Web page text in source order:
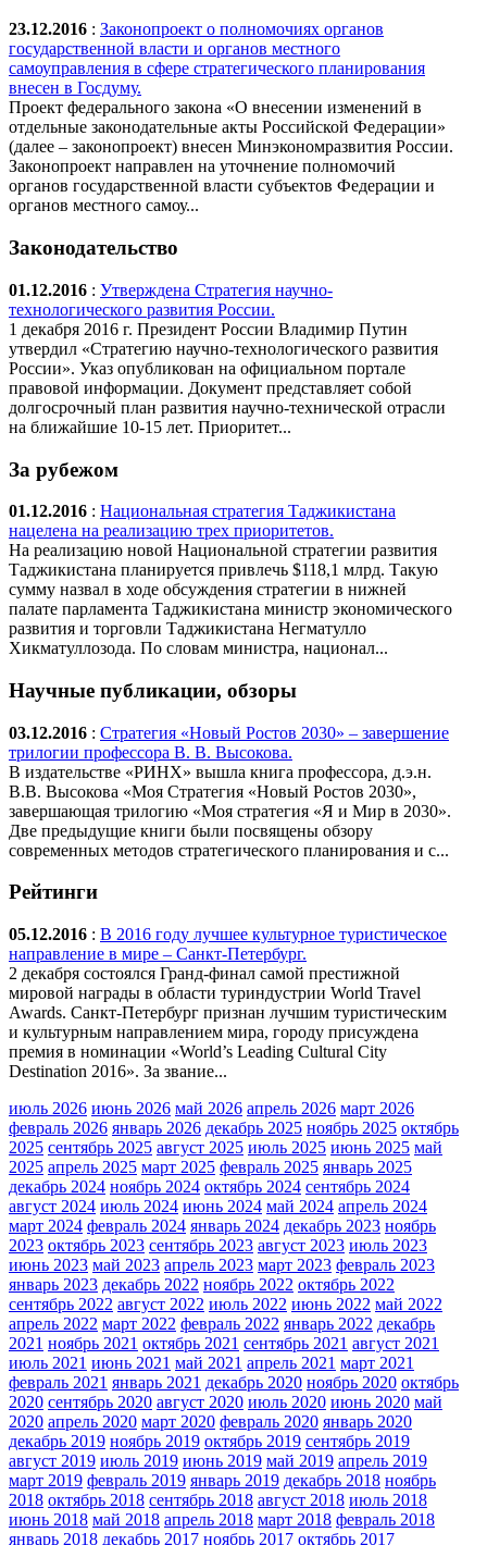
23.12.2016 : Законопроект о полномочиях органов
государственной власти и органов местного
самоуправления в сфере стратегического планирования
внесен в Госдуму.
Проект федерального закона «О внесении изменений в
отдельные законодательные акты Российской Федерации»
(далее – законопроект) внесен Минэкономразвития России.
Законопроект направлен на уточнение полномочий
органов государственной власти субъектов Федерации и
органов местного самоу...
Законодательство
01.12.2016 : Утверждена Стратегия научно-
технологического развития России.
1 декабря 2016 г. Президент России Владимир Путин
утвердил «Стратегию научно-технологического развития
России». Указ опубликован на официальном портале
правовой информации. Документ представляет собой
долгосрочный план развития научно-технической отрасли
на ближайшие 10-15 лет. Приоритет...
За рубежом
01.12.2016 : Национальная стратегия Таджикистана
нацелена на реализацию трех приоритетов.
На реализацию новой Национальной стратегии развития
Таджикистана планируется привлечь $118,1 млрд. Такую
сумму назвал в ходе обсуждения стратегии в нижней
палате парламента Таджикистана министр экономического
развития и торговли Таджикистана Негматулло
Хикматуллозода. По словам министра, национал...
Научные публикации, обзоры
03.12.2016 : Стратегия «Новый Ростов 2030» – завершение
трилогии профессора В. В. Высокова.
В издательстве «РИНХ» вышла книга профессора, д.э.н.
В.В. Высокова «Моя Стратегия «Новый Ростов 2030»,
завершающая трилогию «Моя стратегия «Я и Мир в 2030».
Две предыдущие книги были посвящены обзору
современных методов стратегического планирования и с...
Рейтинги
05.12.2016 : В 2016 году лучшее культурное туристическое
направление в мире – Санкт-Петербург.
2 декабря состоялся Гранд-финал самой престижной
мировой награды в области туриндустрии World Travel
Awards. Санкт-Петербург признан лучшим туристическим
и культурным направлением мира, городу присуждена
премия в номинации «World’s Leading Cultural City
Destination 2016». За звание...
июль 2026 июнь 2026 май 2026 апрель 2026 март 2026
февраль 2026 январь 2026 декабрь 2025 ноябрь 2025 октябрь
2025 сентябрь 2025 август 2025 июль 2025 июнь 2025 май
2025 апрель 2025 март 2025 февраль 2025 январь 2025
декабрь 2024 ноябрь 2024 октябрь 2024 сентябрь 2024
август 2024 июль 2024 июнь 2024 май 2024 апрель 2024
март 2024 февраль 2024 январь 2024 декабрь 2023 ноябрь
2023 октябрь 2023 сентябрь 2023 август 2023 июль 2023
июнь 2023 май 2023 апрель 2023 март 2023 февраль 2023
январь 2023 декабрь 2022 ноябрь 2022 октябрь 2022
сентябрь 2022 август 2022 июль 2022 июнь 2022 май 2022
апрель 2022 март 2022 февраль 2022 январь 2022 декабрь
2021 ноябрь 2021 октябрь 2021 сентябрь 2021 август 2021
июль 2021 июнь 2021 май 2021 апрель 2021 март 2021
февраль 2021 январь 2021 декабрь 2020 ноябрь 2020 октябрь
2020 сентябрь 2020 август 2020 июль 2020 июнь 2020 май
2020 апрель 2020 март 2020 февраль 2020 январь 2020
декабрь 2019 ноябрь 2019 октябрь 2019 сентябрь 2019
август 2019 июль 2019 июнь 2019 май 2019 апрель 2019
март 2019 февраль 2019 январь 2019 декабрь 2018 ноябрь
2018 октябрь 2018 сентябрь 2018 август 2018 июль 2018
июнь 2018 май 2018 апрель 2018 март 2018 февраль 2018
январь 2018 декабрь 2017 ноябрь 2017 октябрь 2017